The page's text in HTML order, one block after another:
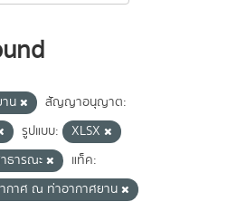
น
สัญญาอนุญาต:
รูปแบบ:
XLSX
ธารณะ
แท็ค:
กาศ ณ ท่าอากาศยาน